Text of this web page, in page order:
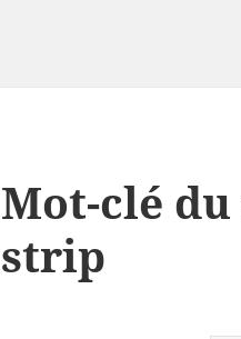
Mot-clé
strip